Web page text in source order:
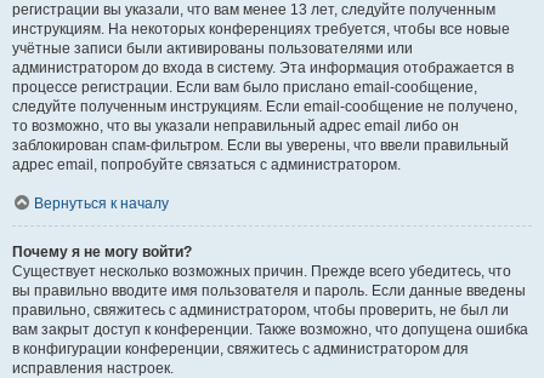
регистрации вы указали, что вам менее 13 лет, следуйте полученным
инструкциям. На некоторых конференциях требуется, чтобы все новые
учётные записи были активированы пользователями или
администратором до входа в систему. Эта информация отображается в
процессе регистрации. Если вам было прислано email-сообщение,
следуйте полученным инструкциям. Если email-сообщение не получено,
то возможно, что вы указали неправильный адрес email либо он
заблокирован спам-фильтром. Если вы уверены, что ввели правильный
адрес email, попробуйте связаться с администратором.
Вернуться к началу
Почему я не могу войти?
Существует несколько возможных причин. Прежде всего убедитесь, что
вы правильно вводите имя пользователя и пароль. Если данные введены
правильно, свяжитесь с администратором, чтобы проверить, не был ли
вам закрыт доступ к конференции. Также возможно, что допущена ошибка
в конфигурации конференции, свяжитесь с администратором для
исправления настроек.